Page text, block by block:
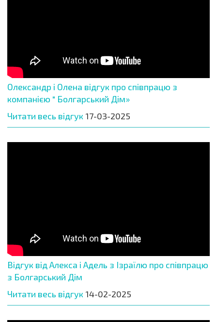
Олександр і Олена відгук про співпрацю з
компанією " Болгарський Дім»
Читати весь відгук 17-03-2025
Відгук від Алекса і Адель з Ізраїлю про співпрацю
з Болгарський Дім
Читати весь відгук 14-02-2025